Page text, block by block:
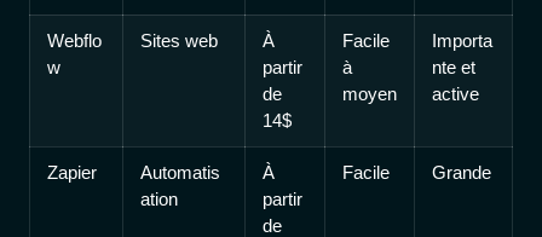
Webflo
w
Sites web
À
partir
de
14$
Facile
à
moyen
Importa
nte et
active
Zapier
Automatis
ation
À
partir
de
Facile Grande